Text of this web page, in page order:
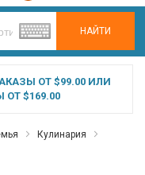
НАЙТИ
ОТ $99.00 ИЛИ
$169.00
Кулинария